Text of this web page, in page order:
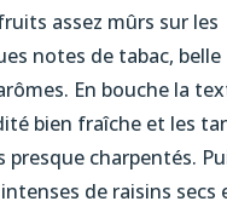
assez mûrs sur les
notes de tabac, belle
En bouche la
bien fraîche et les
presque charpentés.
de raisins secs